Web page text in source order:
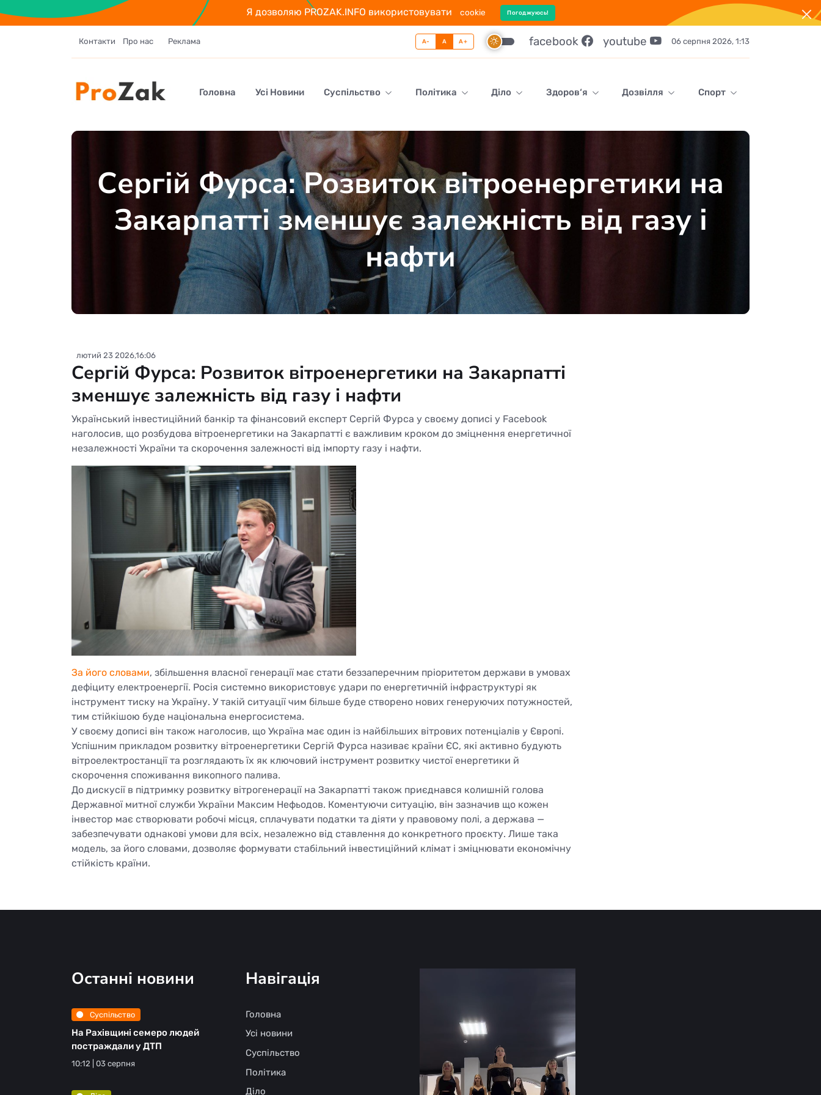
Я дозволяю PROZAK.INFO використовувати cookie Погоджуюсь!
Контакти Про нас Реклама A- A A+ facebook youtube 06 серпня 2026, 1:13
Головна Усі Новини Суспільство Політика Діло Здоров‘я Дозвілля Спорт
Сергій Фурса: Розвиток вітроенергетики на
Закарпатті зменшує залежність від газу і
нафти
лютий 23 2026,16:06
Сергій Фурса: Розвиток вітроенергетики на Закарпатті
зменшує залежність від газу і нафти
Український інвестиційний банкір та фінансовий експерт Сергій Фурса у своєму дописі у Facebook
наголосив, що розбудова вітроенергетики на Закарпатті є важливим кроком до зміцнення енергетичної
незалежності України та скорочення залежності від імпорту газу і нафти.
За його словами, збільшення власної генерації має стати беззаперечним пріоритетом держави в умовах
дефіциту електроенергії. Росія системно використовує удари по енергетичній інфраструктурі як
інструмент тиску на Україну. У такій ситуації чим більше буде створено нових генеруючих потужностей,
тим стійкішою буде національна енергосистема.
У своєму дописі він також наголосив, що Україна має один із найбільших вітрових потенціалів у Європі.
Успішним прикладом розвитку вітроенергетики Сергій Фурса називає країни ЄС, які активно будують
вітроелектростанції та розглядають їх як ключовий інструмент розвитку чистої енергетики й
скорочення споживання викопного палива.
До дискусії в підтримку розвитку вітрогенерації на Закарпатті також приєднався колишній голова
Державної митної служби України Максим Нефьодов. Коментуючи ситуацію, він зазначив що кожен
інвестор має створювати робочі місця, сплачувати податки та діяти у правовому полі, а держава —
забезпечувати однакові умови для всіх, незалежно від ставлення до конкретного проєкту. Лише така
модель, за його словами, дозволяє формувати стабільний інвестиційний клімат і зміцнювати економічну
стійкість країни.
Останні новини
Суспільство
На Рахівщині семеро людей
постраждали у ДТП
10:12 | 03 серпня
Навігація
Головна
Усі новини
Суспільство
Політика
Діло